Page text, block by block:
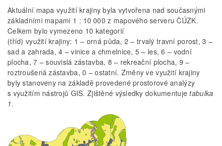
Aktuální mapa využití krajiny byla vytvořena nad současnými
základními mapami 1 : 10 000 z mapového serveru ČÚZK.
Celkem bylo vymezeno 10 kategorií
(tříd) využití krajiny: 1 – orná půda, 2 – trvalý travní porost, 3 –
sad a zahrada, 4 – vinice a chmelnice, 5 – les, 6 – vodní
plocha, 7 – souvislá zástavba, 8 – rekreační plocha, 9 –
roztroušená zástavba, 0 – ostatní. Změny ve využití krajiny
byly stanoveny na základě provedené prostorové analýzy
s využitím nástrojů GIS. Zjištěné výsledky dokumentujetabulka
1.